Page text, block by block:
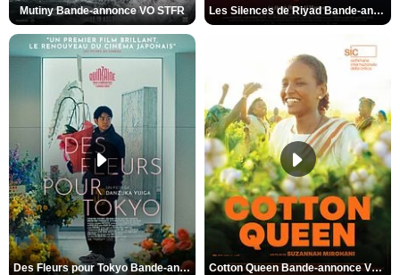
Mutiny Bande-annonce VO STFR Les Silences de Riyad Bande-annonce VO STFR
Des Fleurs pour Tokyo Bande-annonce VO STFR Cotton Queen Bande-annonce VO STFR